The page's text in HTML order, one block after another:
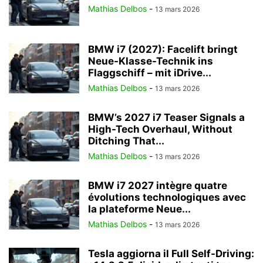
Mathias Delbos - 13 mars 2026
BMW i7 (2027): Facelift bringt
Neue-Klasse-Technik ins
Flaggschiff – mit iDrive...
Mathias Delbos - 13 mars 2026
BMW’s 2027 i7 Teaser Signals a
High-Tech Overhaul, Without
Ditching That...
Mathias Delbos - 13 mars 2026
BMW i7 2027 intègre quatre
évolutions technologiques avec
la plateforme Neue...
Mathias Delbos - 13 mars 2026
Tesla aggiorna il Full Self-Driving: